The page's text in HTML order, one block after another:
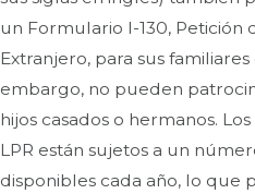
un Formulario I-130, Petición
Extranjero, para sus
embargo, no pueden
hijos casados o hermanos.
LPR están sujetos a un
disponibles cada año, lo que